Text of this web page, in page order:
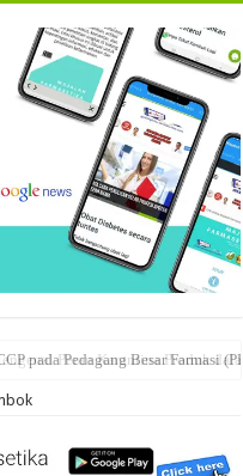
Peran Karantina Produk